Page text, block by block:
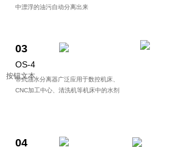
04
中漂浮的油污自动分离出来
按钮文本
03
OS-4
带式油水分离器广泛应用于数控机床、
CNC加工中心、清洗机等机床中的水剂